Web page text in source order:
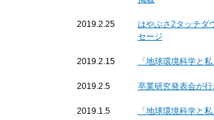
2019.2.25
はやぶさ2タッチダ
セージ
2019.2.15 「地球環境科学と
2019.2.5 卒業研究発表会が
2019.1.5 「地球環境科学と